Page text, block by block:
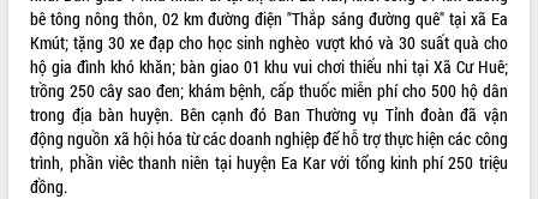
bê tông nông thôn, 02 km đường điện "Thắp sáng đường quê" tại xã Ea
Kmút; tặng 30 xe đạp cho học sinh nghèo vượt khó và 30 suất quà cho
hộ gia đình khó khăn; bàn giao 01 khu vui chơi thiếu nhi tại Xã Cư Huê;
trồng 250 cây sao đen; khám bệnh, cấp thuốc miễn phí cho 500 hộ dân
trong địa bàn huyện. Bên cạnh đó Ban Thường vụ Tỉnh đoàn đã vận
động nguồn xã hội hóa từ các doanh nghiệp để hỗ trợ thực hiện các công
trình, phần viêc thanh niên tại huyện Ea Kar với tổng kinh phí 250 triệu
đồng.